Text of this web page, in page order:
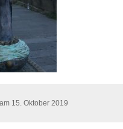
am 15. Oktober 2019